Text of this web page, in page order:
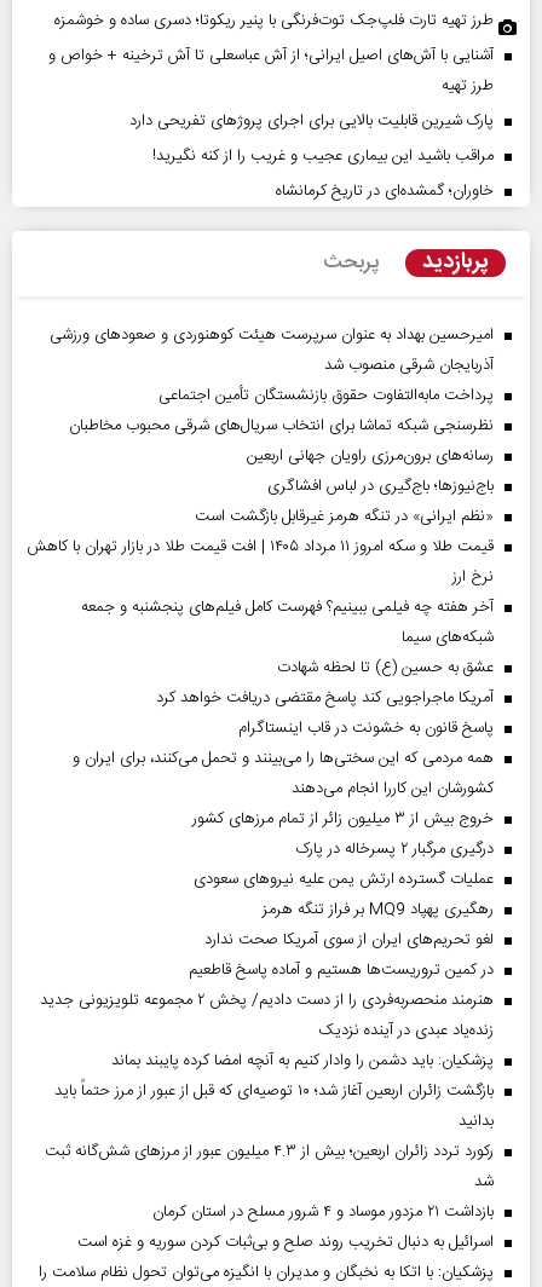
طرز تهیه تارت فلپ‌جک توت‌فرنگی با پنیر ریکوتا؛ دسری ساده و خوشمزه
آشنایی با آش‌های اصیل ایرانی؛ از آش عباسعلی تا آش ترخینه + خواص و
طرز تهیه
پارک شیرین قابلیت‌ بالایی برای اجرای پروژهای تفریحی دارد
مراقب باشید این بیماری عجیب و غریب را از کنه نگیرید!
خاوران؛ گمشده‌ای در تاریخ کرمانشاه
پربازدید پربحث
امیرحسین بهداد به عنوان سرپرست هیئت کوهنوردی و صعودهای ورزشی
آذربایجان شرقی منصوب شد
پرداخت مابه‌التفاوت حقوق بازنشستگان تأمین اجتماعی
نظرسنجی شبکه تماشا برای انتخاب سریال‌های شرقی محبوب مخاطبان
رسانه‌های برون‌مرزی راویان جهانی اربعین
باج‌نیوزها؛ باج‌گیری در لباس افشاگری
«نظم ایرانی» در تنگه هرمز غیرقابل بازگشت است
قیمت طلا و سکه امروز ۱۱ مرداد ۱۴۰۵ | افت قیمت طلا در بازار تهران با کاهش
نرخ ارز
آخر هفته چه فیلمی ببینیم؟ فهرست کامل فیلم‌های پنجشنبه و جمعه
شبکه‌های سیما
عشق به حسین (ع) تا لحظه شهادت
آمریکا ماجراجویی کند پاسخ مقتضی دریافت خواهد کرد
پاسخ قانون به خشونت در قاب اینستاگرام
همه مردمی که این سختی‌ها را می‌بینند و تحمل می‌کنند، برای ایران و
کشورشان این کاررا انجام می‌دهند
خروج بیش از ۳ میلیون زائر از تمام مرز‌های کشور
درگیری مرگبار ۲ پسرخاله در پارک
عملیات گسترده ارتش یمن علیه نیروهای سعودی
رهگیری پهپاد MQ9 بر فراز تنگه هرمز
لغو تحریم‌های ایران از سوی آمریکا صحت ندارد
در کمین تروریست‌ها هستیم و آماده پاسخ قاطعیم
هنرمند منحصر‌به‌فردی را از دست دادیم/ پخش ۲ مجموعه تلویزیونی جدید
زنده‌یاد عبدی در آینده نزدیک
پزشکیان: باید دشمن را وادار کنیم به آنچه امضا کرده پایبند بماند
بازگشت زائران اربعین آغاز شد؛ ۱۰ توصیه‌ای که قبل از عبور از مرز حتماً باید
بدانید
رکورد تردد زائران اربعین؛ بیش از ۴.۳ میلیون عبور از مرزهای شش‌گانه ثبت
شد
بازداشت ۲۱ مزدور موساد و ۴ شرور مسلح در استان کرمان
اسرائیل به دنبال تخریب روند صلح و بی‌ثبات کردن سوریه و غزه است
پزشکیان: با اتکا به نخبگان و مدیران با انگیزه می‌توان تحول نظام سلامت را